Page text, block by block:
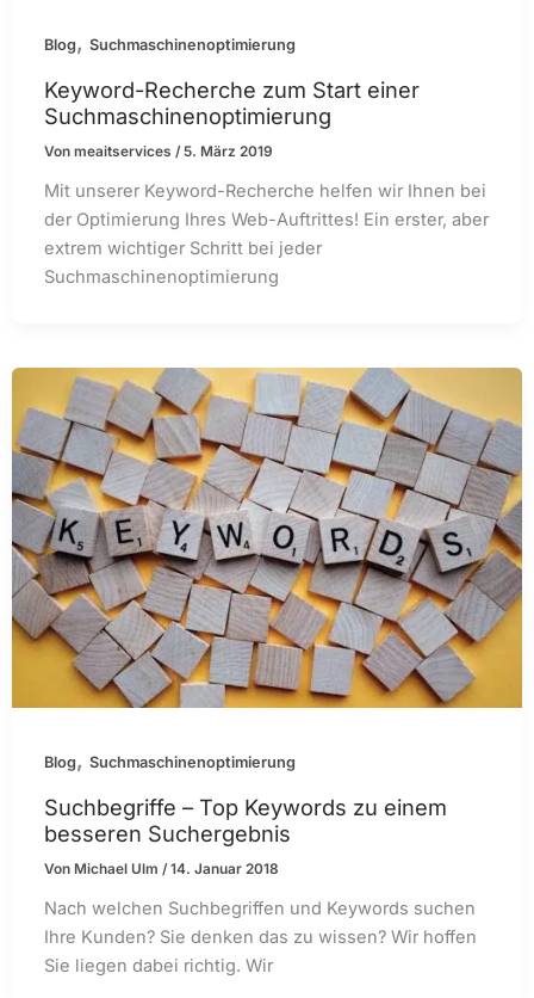
Blog,Suchmaschinenoptimierung
Keyword-Recherche zum Start einer
Suchmaschinenoptimierung
Vonmeaitservices/5. März 2019
Mit unserer Keyword-Recherche helfen wir Ihnen bei
der Optimierung Ihres Web-Auftrittes! Ein erster, aber
extrem wichtiger Schritt bei jeder
Suchmaschinenoptimierung
Blog,Suchmaschinenoptimierung
Suchbegriffe – Top Keywords zu einem
besseren Suchergebnis
Von Michael Ulm/14. Januar 2018
Nach welchen Suchbegriffen und Keywords suchen
Ihre Kunden? Sie denken das zu wissen? Wir hoffen
Sie liegen dabei richtig. Wir